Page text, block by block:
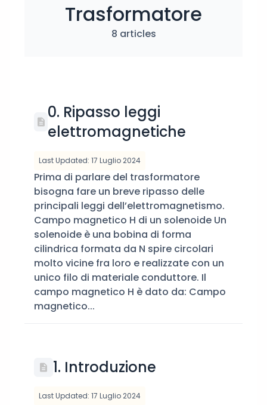
Trasformatore
8 articles
0. Ripasso leggi
elettromagnetiche
Last Updated: 17 Luglio 2024
Prima di parlare del trasformatore
bisogna fare un breve ripasso delle
principali leggi dell’elettromagnetismo.
Campo magnetico H di un solenoide Un
solenoide è una bobina di forma
cilindrica formata da N spire circolari
molto vicine fra loro e realizzate con un
unico filo di materiale conduttore. Il
campo magnetico H è dato da: Campo
magnetico...
1. Introduzione
Last Updated: 17 Luglio 2024